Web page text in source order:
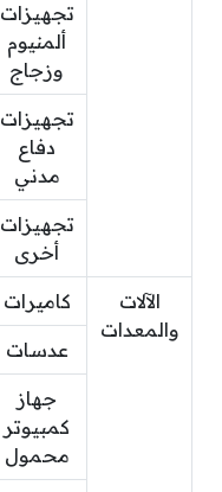
تجهيزات
ألمنيوم
وزجاج
تجهيزات
دفاع
مدني
تجهيزات
أخرى
الآلات
والمعدات
كاميرات
عدسات
جهاز
كمبيوتر
محمول